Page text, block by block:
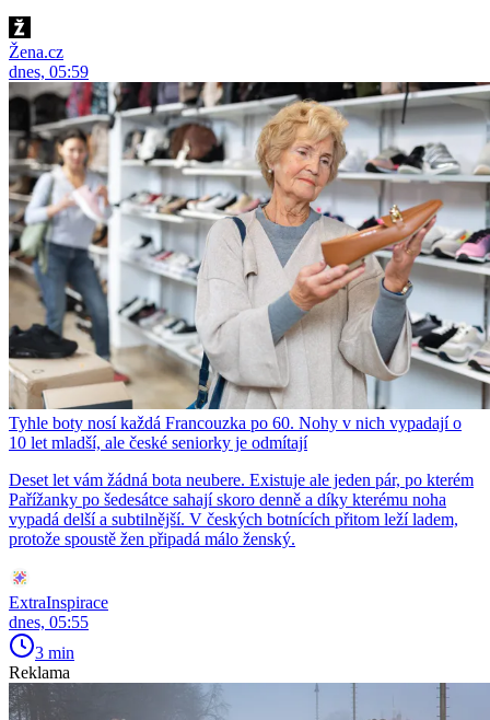
Žena.cz
dnes, 05:59
Tyhle boty nosí každá Francouzka po 60. Nohy v nich vypadají o
10 let mladší, ale české seniorky je odmítají
Deset let vám žádná bota neubere. Existuje ale jeden pár, po kterém
Pařížanky po šedesátce sahají skoro denně a díky kterému noha
vypadá delší a subtilnější. V českých botnících přitom leží ladem,
protože spoustě žen připadá málo ženský.
ExtraInspirace
dnes, 05:55
3 min
Reklama